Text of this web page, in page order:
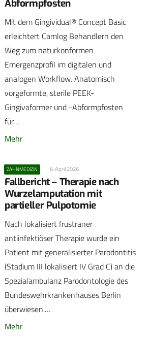
Abformpfosten
Mit dem Gingividual® Concept Basic
erleichtert Camlog Behandlern den
Weg zum naturkonformen
Emergenzprofil im digitalen und
analogen Workflow. Anatomisch
vorgeformte, sterile PEEK-
Gingivaformer und -Abformpfosten
für…
Mehr
ZAHNMEDIZIN 6. April 2026
Fallbericht – Therapie nach
Wurzelamputation mit
partieller Pulpotomie
Nach lokalisiert frustraner
antiinfektiöser Therapie wurde ein
Patient mit generalisierter Parodontitis
(Stadium III lokalisiert IV Grad C) an die
Spezialambulanz Parodontologie des
Bundeswehrkrankenhauses Berlin
überwiesen.…
Mehr